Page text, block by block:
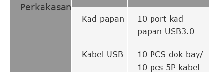
Perkakasan
Kad papan
10 port kad
papan USB3.0
Kabel USB
10 PCS dok bay/
10 pcs 5P kabel